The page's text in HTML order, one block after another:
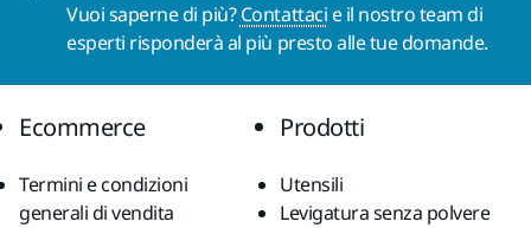
Vuoi saperne di più?Contattaci e il nostro team di
esperti risponderà al più presto alle tue domande.
Ecommerce
Termini e condizioni
generali di vendita
Prodotti
Utensili
Levigatura senza polvere